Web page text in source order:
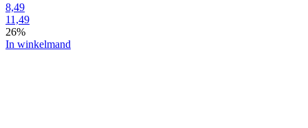
8,49
11,49
26%
In winkelmand